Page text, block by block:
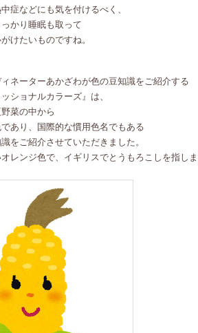
症などにも気を付けるべく、
かり睡眠も取って
けたいものですね。
ネーターあかざわが色の豆知識をご紹介する
ショナルカラーズ』は、
菜の中から
あり、国際的な慣用色名でもある
識をご紹介させていただきました。
オレンジ色で、イギリスでとうもろこしを指し